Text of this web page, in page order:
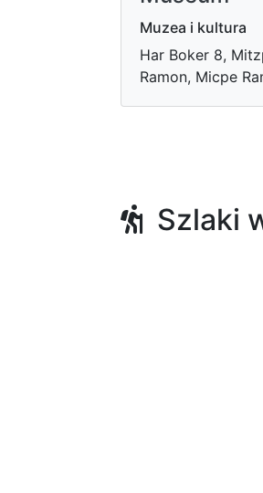
Muzea i kultura
Har Boker 8,
Ramon, Micpe
Szlaki